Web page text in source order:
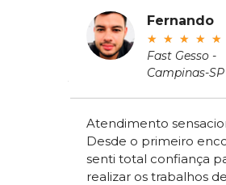
Fernando
★ ★ ★ ★ ★
Fast Gesso -
Campinas-SP
Atendimento
Desde o primeiro
senti total confiança
realizar os trabalhos